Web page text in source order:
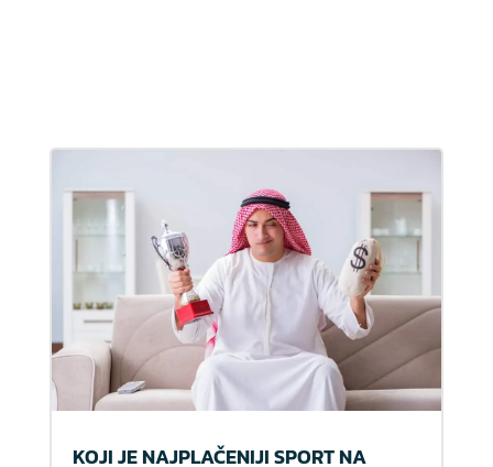
KOJI JE NAJPLAČENIJI SPORT NA